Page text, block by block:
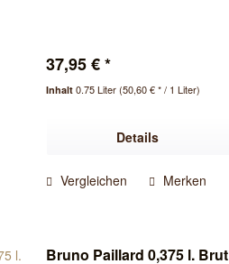
37,95 € *
Inhalt0.75 Liter(50,60 € * / 1 Liter)
Details
Vergleichen Merken
Bruno Paillard 0,375 l. Brut